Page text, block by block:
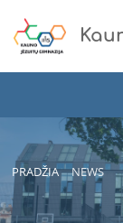
PRADŽIA NEWS